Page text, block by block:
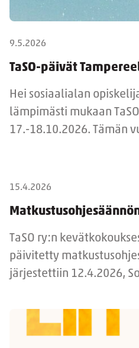
9.5.2026
TaSO-päivät
Hei sosiaalialan
lämpimästi mukaan
17.-18.10.2026. Tämän
15.4.2026
TaSO ry:n
päivitetty
järjestettiin 12.4.2026,